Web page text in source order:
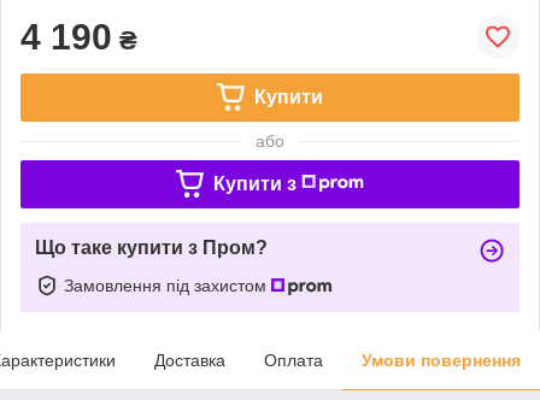
4 190 ₴
Купити
або
Купити з
Що таке купити з Пром?
Замовлення під захистом
Доставка Оплата Умови повернення